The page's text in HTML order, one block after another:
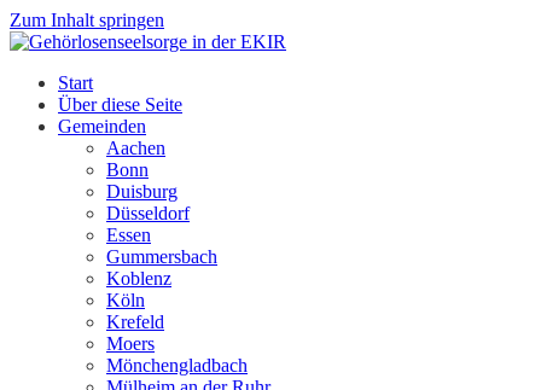
Zum Inhalt springen
Start
Über diese Seite
Gemeinden
Aachen
Bonn
Duisburg
Düsseldorf
Essen
Gummersbach
Koblenz
Köln
Krefeld
Moers
Mönchengladbach